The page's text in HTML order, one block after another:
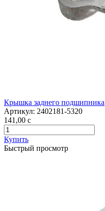
Крышка заднего подшипника
Артикул: 2402181-5320
141,00 c
Купить
Быстрый просмотр